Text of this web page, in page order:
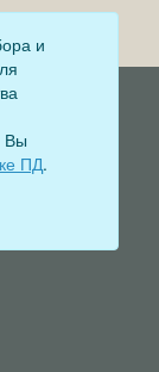
контроль
безопасности
комфортной
и
Вы
ПД.